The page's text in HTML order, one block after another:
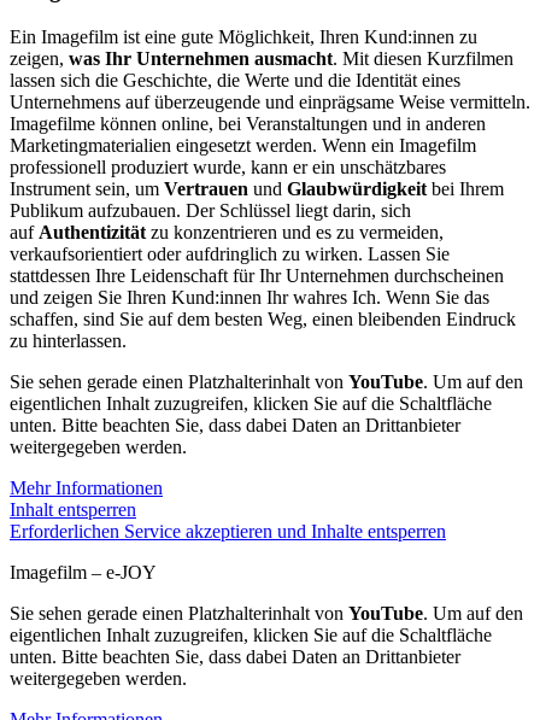
Ein Imagefilm ist eine gute Möglichkeit, Ihren Kund:innen zu
zeigen, was Ihr Unternehmen ausmacht. Mit diesen Kurzfilmen
lassen sich die Geschichte, die Werte und die Identität eines
Unternehmens auf überzeugende und einprägsame Weise vermitteln.
Imagefilme können online, bei Veranstaltungen und in anderen
Marketingmaterialien eingesetzt werden. Wenn ein Imagefilm
professionell produziert wurde, kann er ein unschätzbares
Instrument sein, um Vertrauen und Glaubwürdigkeit bei Ihrem
Publikum aufzubauen. Der Schlüssel liegt darin, sich
auf Authentizität zu konzentrieren und es zu vermeiden,
verkaufsorientiert oder aufdringlich zu wirken. Lassen Sie
stattdessen Ihre Leidenschaft für Ihr Unternehmen durchscheinen
und zeigen Sie Ihren Kund:innen Ihr wahres Ich. Wenn Sie das
schaffen, sind Sie auf dem besten Weg, einen bleibenden Eindruck
zu hinterlassen.
Sie sehen gerade einen Platzhalterinhalt von YouTube. Um auf den
eigentlichen Inhalt zuzugreifen, klicken Sie auf die Schaltfläche
unten. Bitte beachten Sie, dass dabei Daten an Drittanbieter
weitergegeben werden.
Mehr Informationen
Inhalt entsperren
Erforderlichen Service akzeptieren und Inhalte entsperren
Imagefilm – e-JOY
Sie sehen gerade einen Platzhalterinhalt von YouTube. Um auf den
eigentlichen Inhalt zuzugreifen, klicken Sie auf die Schaltfläche
unten. Bitte beachten Sie, dass dabei Daten an Drittanbieter
weitergegeben werden.